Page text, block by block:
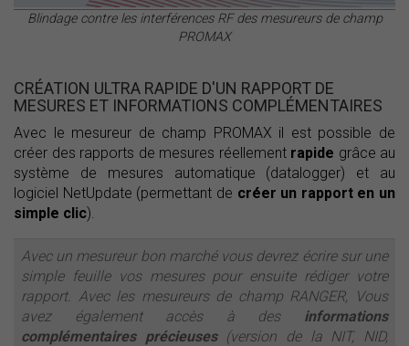
Blindage contre les interférences RF des mesureurs de champ
PROMAX
CRÉATION ULTRA RAPIDE D'UN RAPPORT DE
MESURES ET INFORMATIONS COMPLÉMENTAIRES
Avec le mesureur de champ PROMAX il est possible de
créer des rapports de mesures réellement rapide grâce au
système de mesures automatique (datalogger) et au
logiciel NetUpdate (permettant de créer un rapport en un
simple clic).
Avec un mesureur bon marché vous devrez écrire sur une
simple feuille vos mesures pour ensuite rédiger votre
rapport. Avec les mesureurs de champ RANGER, Vous
avez également accès à des informations
complémentaires précieuses(version de la NIT, NID,